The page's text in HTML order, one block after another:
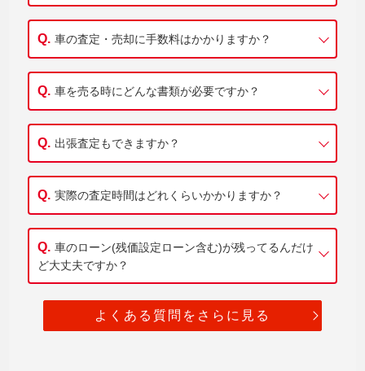
車の査定・売却に手数料はかかりますか？
車を売る時にどんな書類が必要ですか？
出張査定もできますか？
実際の査定時間はどれくらいかかりますか？
車のローン(残価設定ローン含む)が残ってるんだけ
ど大丈夫ですか？
よくある質問をさらに見る